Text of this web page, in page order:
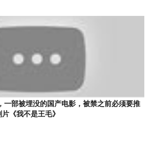
一部被埋没的国产电影，被禁之前必须要推
《我不是王毛》